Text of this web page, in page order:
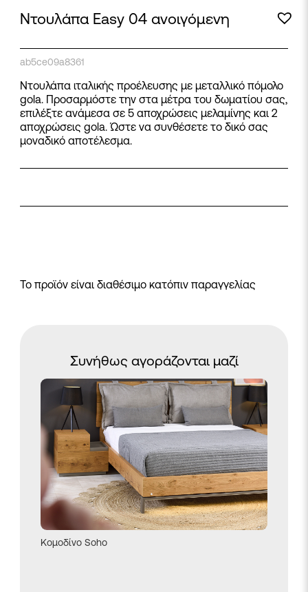
Ντουλάπα Easy 04 ανοιγόμενη
ab5ce09a8361
Ντουλάπα ιταλικής προέλευσης με μεταλλικό πόμολο
gola. Προσαρμόστε την στα μέτρα του δωματίου σας,
επιλέξτε ανάμεσα σε 5 αποχρώσεις μελαμίνης και 2
αποχρώσεις gola. Ώστε να συνθέσετε το δικό σας
μοναδικό αποτέλεσμα.
Το προϊόν είναι διαθέσιμο κατόπιν παραγγελίας
Συνήθως αγοράζονται μαζί
Κομοδίνο Soho